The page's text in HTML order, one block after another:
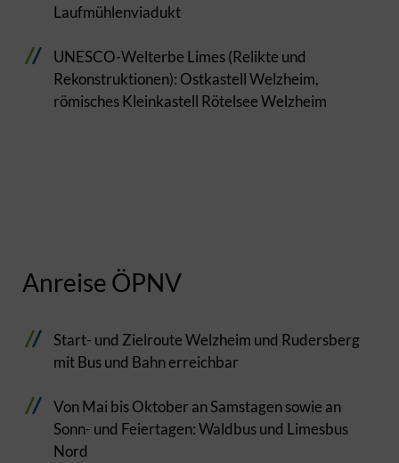
Laufmühlenviadukt
UNESCO-Welterbe Limes (Relikte und
Rekonstruktionen): Ostkastell Welzheim,
römisches Kleinkastell Rötelsee Welzheim
Anreise ÖPNV
Start- und Zielroute Welzheim und Rudersberg
mit Bus und Bahn erreichbar
Von Mai bis Oktober an Samstagen sowie an
Sonn- und Feiertagen: Waldbus und Limesbus
Nord